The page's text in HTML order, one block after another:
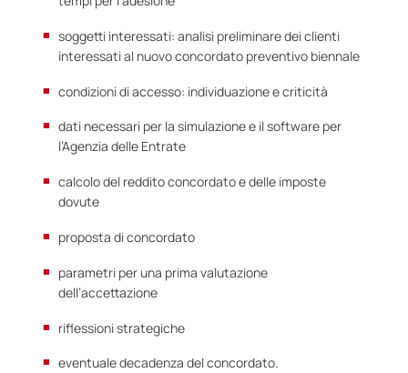
soggetti interessati: analisi preliminare dei clienti
interessati al nuovo concordato preventivo biennale
condizioni di accesso: individuazione e criticità
dati necessari per la simulazione e il software per
l’Agenzia delle Entrate
calcolo del reddito concordato e delle imposte
dovute
proposta di concordato
parametri per una prima valutazione
dell’accettazione
riflessioni strategiche
eventuale decadenza del concordato.